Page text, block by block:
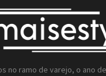
no ramo de varejo, o ano